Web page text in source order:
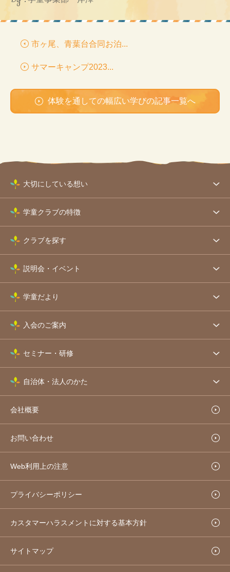
市ヶ尾、青葉台合同お泊...
サマーキャンプ2023...
体験を通しての幅広い学びの記事一覧へ
大切にしている想い
学童クラブの特徴
クラブを探す
説明会・イベント
学童だより
入会のご案内
セミナー・研修
自治体・法人のかた
会社概要
お問い合わせ
Web利用上の注意
プライバシーポリシー
カスタマーハラスメントに対する基本方針
サイトマップ